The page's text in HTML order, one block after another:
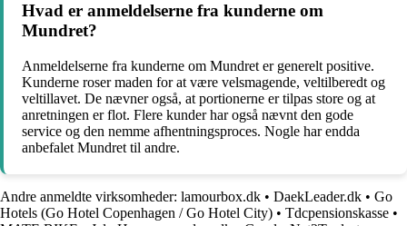
Hvad er anmeldelserne fra kunderne om
Mundret?
Anmeldelserne fra kunderne om Mundret er generelt positive.
Kunderne roser maden for at være velsmagende, veltilberedt og
veltillavet. De nævner også, at portionerne er tilpas store og at
anretningen er flot. Flere kunder har også nævnt den gode
service og den nemme afhentningsproces. Nogle har endda
anbefalet Mundret til andre.
Andre anmeldte virksomheder: lamourbox.dk • DaekLeader.dk • Go
Hotels (Go Hotel Copenhagen / Go Hotel City) • Tdcpensionskasse •